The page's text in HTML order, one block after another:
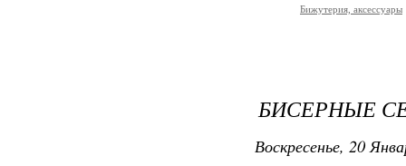
Бижутерия, аксессуары
БИСЕРНЫЕ
Воскресенье, 20